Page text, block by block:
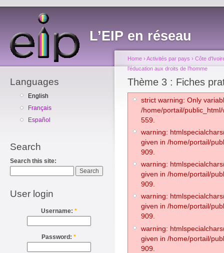
L’EIP en réseau
Languages
English
Français
Español
Search
Search this site:
User login
Username: *
Password: *
Home › Activités par pays › Côte
l’éducation aux droits de l’homme
Thème 3 : Fiches
strict warning: Only
/home/portail/
559.
warning:
given in /home/portail/
909.
warning:
given in /home/portail/
909.
warning:
given in /home/portail/
909.
warning:
given in /home/portail/
909.